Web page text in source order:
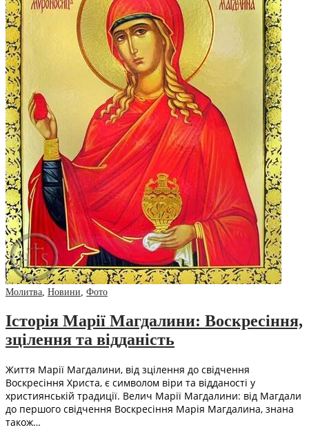
Молитва, Новини, Фото
Історія Марії Магдалини: Воскресіння,
зцілення та відданість
Життя Марії Магдалини, від зцілення до свідчення
Воскресіння Христа, є символом віри та відданості у
християнській традиції. Велич Марії Магдалини: від Магдали
до першого свідчення Воскресіння Марія Магдалина, знана
також…